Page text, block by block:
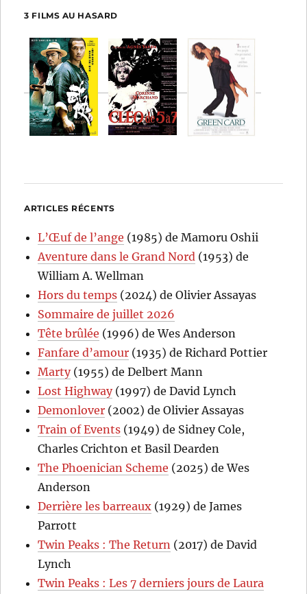
3 FILMS AU HASARD
ARTICLES RÉCENTS
L’Œuf de l’ange (1985) de Mamoru Oshii
Aventure dans le Grand Nord (1953) de
William A. Wellman
Hors du temps (2024) de Olivier Assayas
Sommaire de juillet 2026
Tête brûlée (1996) de Wes Anderson
Fanfare d’amour (1935) de Richard Pottier
Marty(1955) de Delbert Mann
Lost Highway(1997) de David Lynch
Demonlover (2002) de Olivier Assayas
Train of Events (1949) de Sidney Cole,
Charles Crichton et Basil Dearden
The Phoenician Scheme (2025) de Wes
Anderson
Derrière les barreaux (1929) de James
Parrott
Twin Peaks : The Return (2017) de David
Lynch
Twin Peaks : Les 7 derniers jours de Laura